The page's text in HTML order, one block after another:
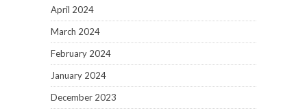
April 2024
March 2024
February 2024
January 2024
December 2023